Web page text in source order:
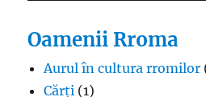
Oamenii Rroma
Aurul în cultura rromilor
Cărți (1)